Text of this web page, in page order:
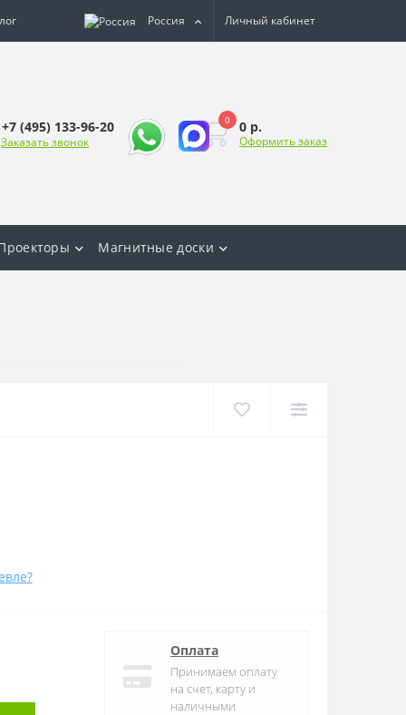
Россия Личный кабинет
+7 (495) 133-96-20
Заказать звонок
0 0 р.
Оформить заказ
Магнитные доски
Оплата
Принимаем оплату
на счет, карту и
наличными